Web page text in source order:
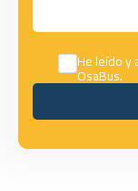
He leído y
OsaBus.